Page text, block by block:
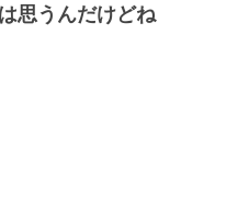
思うんだけどね